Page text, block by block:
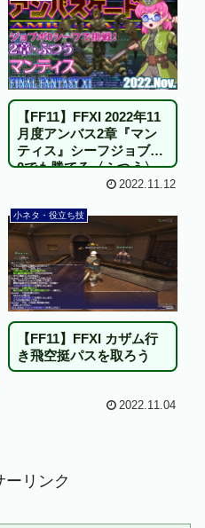
【FF11】FFXI 2022年11
月度アンバス2章『マン
ティス』シーフジョブポ
0でも勝てる〈ふつう〉
2022.11.12
小ネタ・役立ち技
【FF11】FFXI カザム行
き飛空挺パスを取ろう
2022.11.04
ーリンク